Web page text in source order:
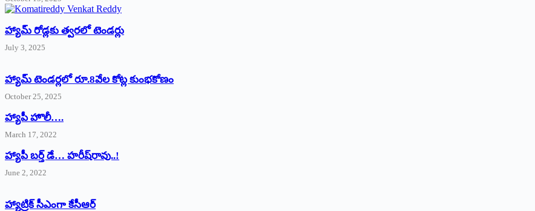
హ్యామ్‌ రోడ్లకు త్వరలో టెండర్లు
July 3, 2025
హ్యామ్‌ ‌టెండర్లలో రూ.8వేల కోట్ల కుంభకోణం
October 25, 2025
హ్యాపీ హొలీ….
March 17, 2022
హ్యాపీ బర్త్ ‌డే… హరీష్‌రావు..!
June 2, 2022
హ్యాట్రిక్‌ ‌సీఎంగా కేసీఆర్‌